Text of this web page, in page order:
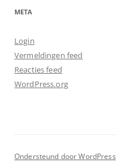
META
Login
Vermeldingen feed
Reacties feed
WordPress.org
Ondersteund door WordPress